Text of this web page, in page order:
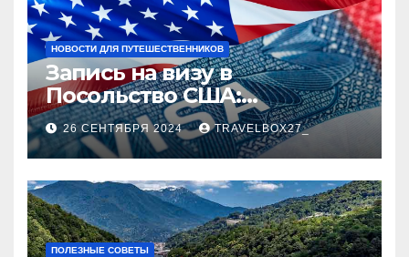
НОВОСТИ ДЛЯ ПУТЕШЕСТВЕННИКОВ
Запись на визу в
Посольство США:
Пошаговое руководство
26 СЕНТЯБРЯ 2024 TRAVELBOX27_
ПОЛЕЗНЫЕ СОВЕТЫ